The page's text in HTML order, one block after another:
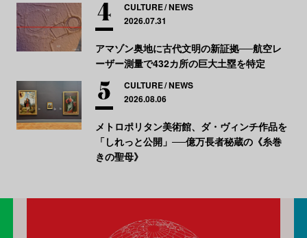
CULTURE NEWS
2026.07.31
アマゾン奥地に古代文明の新証拠──航空レ
ーザー測量で432カ所の巨大土塁を特定
CULTURE NEWS
2026.08.06
メトロポリタン美術館、ダ・ヴィンチ作品を
「しれっと公開」──億万長者秘蔵の《糸巻
きの聖母》